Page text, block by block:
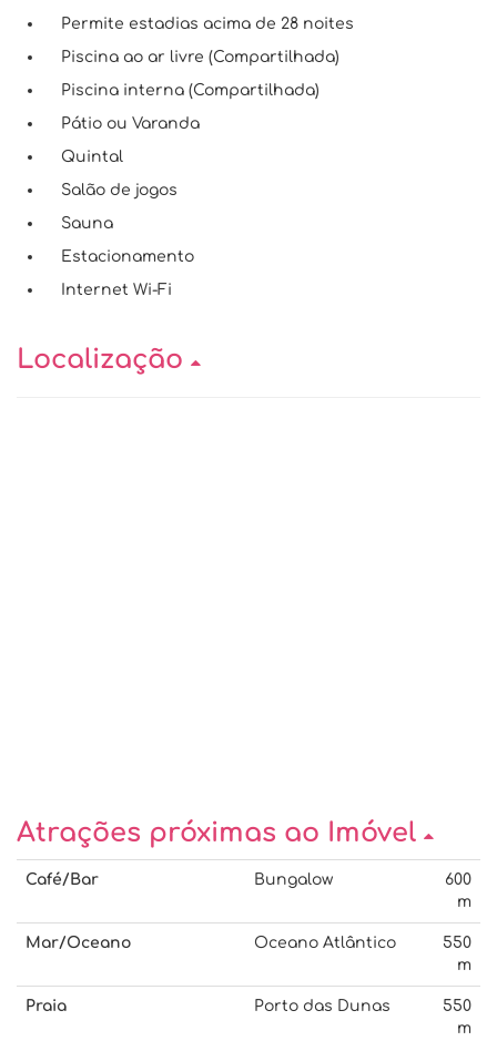
Permite estadias acima de 28 noites
Piscina ao ar livre (Compartilhada)
Piscina interna (Compartilhada)
Pátio ou Varanda
Quintal
Salão de jogos
Sauna
Estacionamento
Internet Wi-Fi
Localização
Atrações próximas ao Imóvel
Café/Bar Bungalow
600
m
Mar/Oceano Oceano Atlântico
550
m
Praia Porto das Dunas
550
m